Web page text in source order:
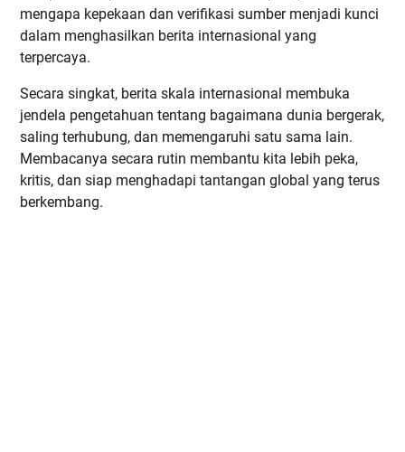
mengapa kepekaan dan verifikasi sumber menjadi kunci
dalam menghasilkan berita internasional yang
terpercaya.
Secara singkat, berita skala internasional membuka
jendela pengetahuan tentang bagaimana dunia bergerak,
saling terhubung, dan memengaruhi satu sama lain.
Membacanya secara rutin membantu kita lebih peka,
kritis, dan siap menghadapi tantangan global yang terus
berkembang.